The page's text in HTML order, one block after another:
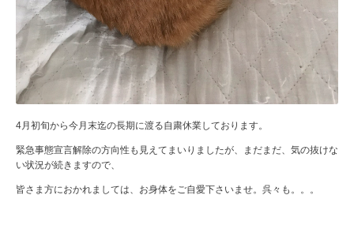
4月初旬から今月末迄の長期に渡る自粛休業しております。
緊急事態宣言解除の方向性も見えてまいりましたが、まだまだ、気の抜けな
い状況が続きますので、
皆さま方におかれましては、お身体をご自愛下さいませ。呉々も。。。